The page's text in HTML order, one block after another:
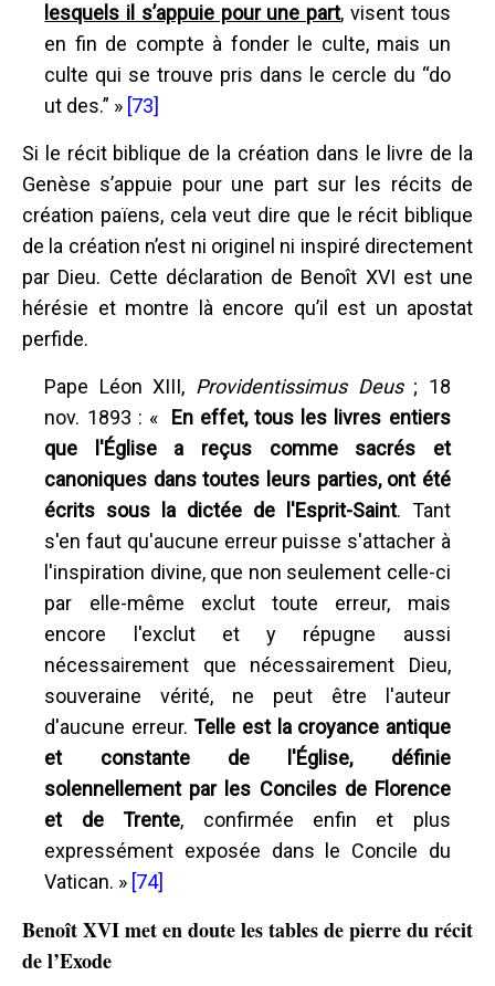
lesquels il s’appuie pour une part, visent tous
en fin de compte à fonder le culte, mais un
culte qui se trouve pris dans le cercle du “do
ut des.” » [73]
Si le récit biblique de la création dans le livre de la
Genèse s’appuie pour une part sur les récits de
création païens, cela veut dire que le récit biblique
de la création n’est ni originel ni inspiré directement
par Dieu. Cette déclaration de Benoît XVI est une
hérésie et montre là encore qu’il est un apostat
perfide.
Pape Léon XIII, Providentissimus Deus; 18
nov. 1893 : « En effet, tous les livres entiers
que l'Église a reçus comme sacrés et
canoniques dans toutes leurs parties, ont été
écrits sous la dictée de l'Esprit-Saint. Tant
s'en faut qu'aucune erreur puisse s'attacher à
l'inspiration divine, que non seulement celle-ci
par elle-même exclut toute erreur, mais
encore l'exclut et y répugne aussi
nécessairement que nécessairement Dieu,
souveraine vérité, ne peut être l'auteur
d'aucune erreur.Telle est la croyance antique
et constante de l'Église, définie
solennellement par les Conciles de Florence
et de Trente, confirmée enfin et plus
expressément exposée dans le Concile du
Vatican. » [74]
Benoît XVI met en doute les tables de pierre du récit
de l’Exode